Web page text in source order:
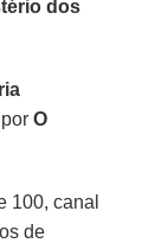
dos
porO
100, canal
de